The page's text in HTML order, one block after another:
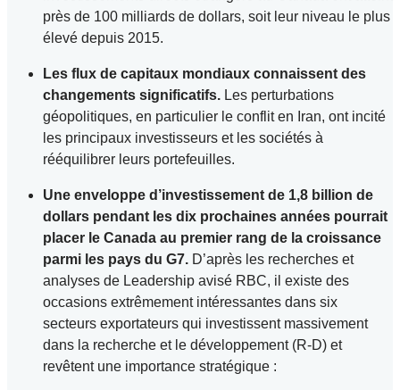
près de 100 milliards de dollars, soit leur niveau le plus
élevé depuis 2015.
Les flux de capitaux mondiaux connaissent des
changements significatifs. Les perturbations
géopolitiques, en particulier le conflit en Iran, ont incité
les principaux investisseurs et les sociétés à
rééquilibrer leurs portefeuilles.
Une enveloppe d’investissement de 1,8 billion de
dollars pendant les dix prochaines années pourrait
placer le Canada au premier rang de la croissance
parmi les pays du G7. D’après les recherches et
analyses de Leadership avisé RBC, il existe des
occasions extrêmement intéressantes dans six
secteurs exportateurs qui investissent massivement
dans la recherche et le développement (R-D) et
revêtent une importance stratégique :